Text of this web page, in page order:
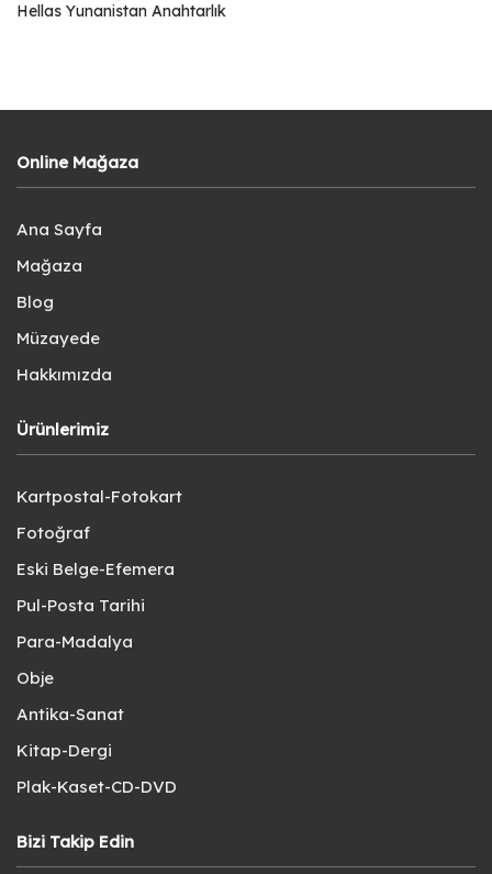
Hellas Yunanistan Anahtarlık
Online Mağaza
Ana Sayfa
Mağaza
Blog
Müzayede
Hakkımızda
Ürünlerimiz
Kartpostal-Fotokart
Fotoğraf
Eski Belge-Efemera
Pul-Posta Tarihi
Para-Madalya
Obje
Antika-Sanat
Kitap-Dergi
Plak-Kaset-CD-DVD
Bizi Takip Edin